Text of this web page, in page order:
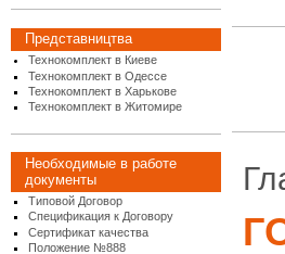
Представництва
Технокомплект в Киеве
Технокомплект в Одессе
Технокомплект в Харькове
Технокомплект в Житомире
Необходимые в работе
документы
Типовой Договор
Спецификация к Договору
Сертификат качества
Положение №888